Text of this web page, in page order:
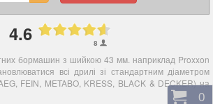
4.6 8
бормашин з шийкою 43 мм. наприклад Proxxon
всі дрилі зі стандартним діаметром
FEIN, METABO, KRESS, BLACK & DECKER) на
0